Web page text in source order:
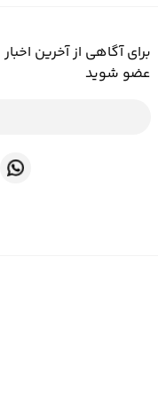
برای آگاهی از آخرین
عضو شوید